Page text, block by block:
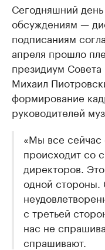
Сегодняшний
обсуждениям —
подписаниям
апреля прошло
президиум
Михаил
формирование
руководителей
«Мы все сейчас
происходит со
директоров.
одной стороны.
с третьей
нас не
спрашивают.